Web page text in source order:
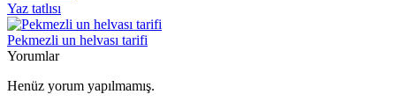
Yaz tatlısı
Pekmezli un helvası tarifi
Yorumlar
Henüz yorum yapılmamış.